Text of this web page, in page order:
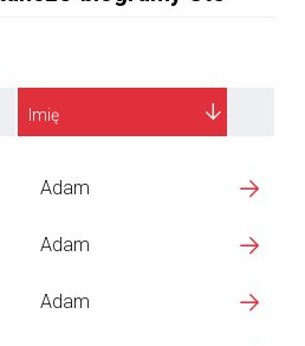
Imię
Adam
Adam
Adam